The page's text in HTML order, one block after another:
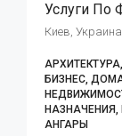
Киев,
БИЗНЕС,
АНГАРЫ